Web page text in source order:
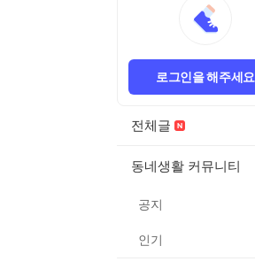
로그인을 해주세요
전체글
동네생활 커뮤니티
공지
인기